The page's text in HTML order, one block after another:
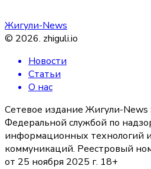
Жигули-News
© 2026. zhiguli.io
Новости
Статьи
О нас
Сетевое издание Жигули-News
Федеральной службой по
информационных технологий
коммуникаций. Реестровый
от 25 ноября 2025 г. 18+